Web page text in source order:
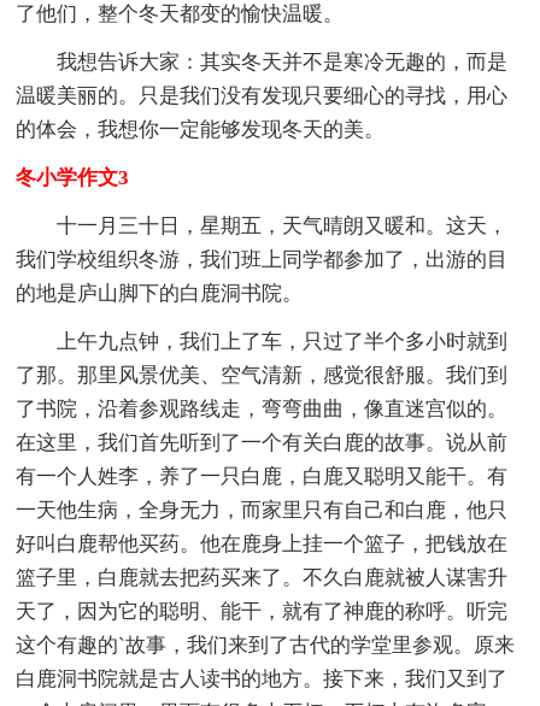
了他们，整个冬天都变的愉快温暖。
我想告诉大家：其实冬天并不是寒冷无趣的，而是
温暖美丽的。只是我们没有发现只要细心的寻找，用心
的体会，我想你一定能够发现冬天的美。
冬小学作文3
十一月三十日，星期五，天气晴朗又暖和。这天，
我们学校组织冬游，我们班上同学都参加了，出游的目
的地是庐山脚下的白鹿洞书院。
上午九点钟，我们上了车，只过了半个多小时就到
了那。那里风景优美、空气清新，感觉很舒服。我们到
了书院，沿着参观路线走，弯弯曲曲，像直迷宫似的。
在这里，我们首先听到了一个有关白鹿的故事。说从前
有一个人姓李，养了一只白鹿，白鹿又聪明又能干。有
一天他生病，全身无力，而家里只有自己和白鹿，他只
好叫白鹿帮他买药。他在鹿身上挂一个篮子，把钱放在
篮子里，白鹿就去把药买来了。不久白鹿就被人谋害升
天了，因为它的聪明、能干，就有了神鹿的称呼。听完
这个有趣的`故事，我们来到了古代的学堂里参观。原来
白鹿洞书院就是古人读书的地方。接下来，我们又到了